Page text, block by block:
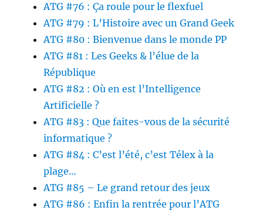
ATG #76 : Ça roule pour le flexfuel
ATG #79 : L’Histoire avec un Grand Geek
ATG #80 : Bienvenue dans le monde PP
ATG #81 : Les Geeks & l’élue de la
République
ATG #82 : Où en est l’Intelligence
Artificielle ?
ATG #83 : Que faites-vous de la sécurité
informatique ?
ATG #84 : C’est l’été, c’est Télex à la
plage…
ATG #85 – Le grand retour des jeux
ATG #86 : Enfin la rentrée pour l’ATG